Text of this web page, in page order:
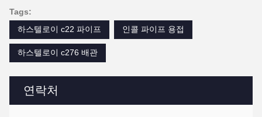
연락처
Tags:
하스텔로이 c22 파이프
인콜 파이프 용접
하스텔로이 c276 배관